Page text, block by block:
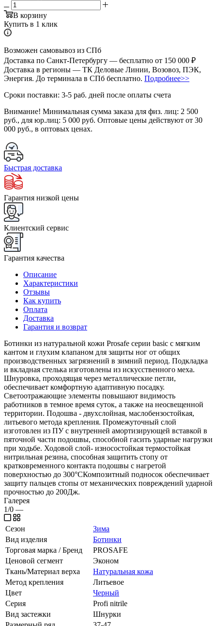
В корзину
Купить в 1 клик
Возможен самовывоз из СПб
Доставка по Санкт-Петербургу — бесплатно от 150 000 ₽
Доставка в регионы — ТК Деловые Линии, Возовоз, ПЭК,
Энергия. До терминала в СПб бесплатно. Подробнее>>
Сроки поставки: 3-5 раб. дней после оплаты счета
Внимание! Минимальная сумма заказа для физ. лиц: 2 500
руб., для юр.лиц: 5 000 руб. Оптовые цены действуют от 30
000 руб., в оптовых ценах.
Быстрая доставка
Гарантия низкой цены
Клиентский сервис
Гарантия качества
Описание
Характеристики
Отзывы
Как купить
Оплата
Доставка
Гарантия и возврат
Ботинки из натуральной кожи Prosafe серии basic c мягким
кантом и глухим клапаном для защиты ног от общих
производственных загрязнений в зимний период. Подкладка
и вкладная стелька изготовлены из искусственного меха.
Шнуровка, проходящая через металлические петли,
обеспечивает комфортную адаптивную посадку.
Светоотражающие элементы повышают видимость
работников в темное время суток, а также на неосвещенной
территории. Подошва - двухслойная, маслобензостойкая,
литьевого метода крепления. Промежуточный слой
изготовлен из ПУ с внутренней амортизирующей вставкой в
пяточной части подошвы, способной гасить ударные нагрузки
при ходьбе. Ходовой слой- износостойкая термостойкая
нитрильная резина, способная защитить стопу от
кратковременного контакта подошвы с нагретой
поверхностью до 300°СКомпозитный подносок обеспечивает
защиту пальцев стопы от механических повреждений ударной
прочностью до 200Дж.
Галерея
1/0 —
Сезон
Зима
Вид изделия
Ботинки
Торговая марка / Бренд
PROSAFE
Ценовой сегмент
Эконом
Ткань/Материал верха
Натуральная кожа
Метод крепления
Литьевое
Цвет
Черный
Серия
Profi nitrile
Вид застежки
Шнурки